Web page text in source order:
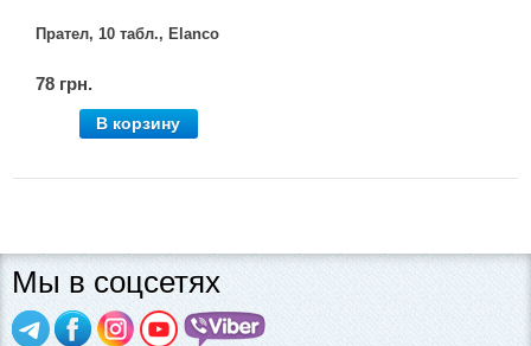
Прател, 10 табл., Elanco
78 грн.
В корзину
Мы в соцсетях